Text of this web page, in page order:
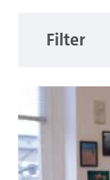
Filter